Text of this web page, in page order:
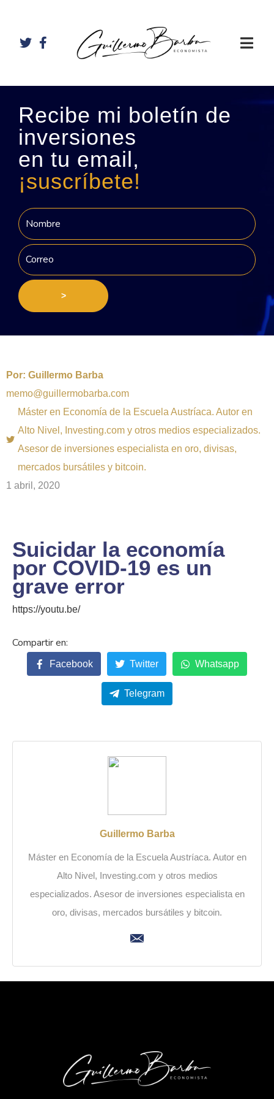
Recibe mi boletín de
inversiones
en tu email,
¡suscríbete!
>
Por: Guillermo Barba
memo@guillermobarba.com
Máster en Economía de la Escuela Austríaca. Autor en
Alto Nivel, Investing.com y otros medios especializados.
Asesor de inversiones especialista en oro, divisas,
mercados bursátiles y bitcoin.
1 abril, 2020
Suicidar la economía
por COVID-19 es un
grave error
https://youtu.be/
Facebook Twitter Whatsapp
Telegram
Guillermo Barba
Máster en Economía de la Escuela Austríaca. Autor en
Alto Nivel, Investing.com y otros medios
especializados. Asesor de inversiones especialista en
oro, divisas, mercados bursátiles y bitcoin.